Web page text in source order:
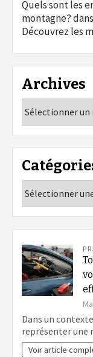
Quels sont les
montagne?dans
Découvrez les
Archives
Dans un
représenter
Voir article